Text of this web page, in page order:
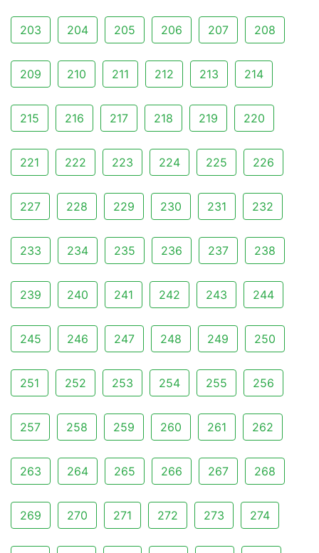
203 204 205 206 207 208
209 210 211 212 213 214
215 216 217 218 219 220
221 222 223 224 225 226
227 228 229 230 231 232
233 234 235 236 237 238
239 240 241 242 243 244
245 246 247 248 249 250
251 252 253 254 255 256
257 258 259 260 261 262
263 264 265 266 267 268
269 270 271 272 273 274